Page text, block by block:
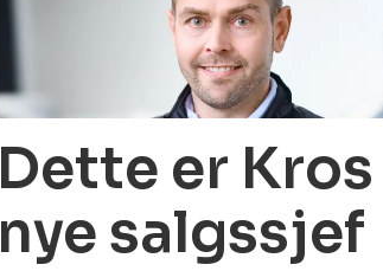
Dette er Kros
nye salgssjef